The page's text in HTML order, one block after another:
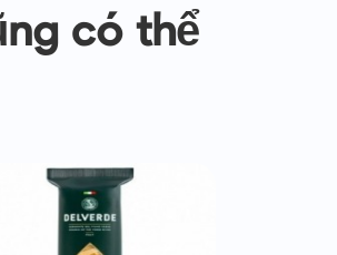
có thể